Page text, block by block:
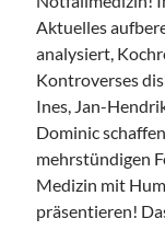
Aktuelles
analysiert,
Kontroverses
Ines, Jan-
Dominic
mehrstündigen
Medizin mit
präsentieren!